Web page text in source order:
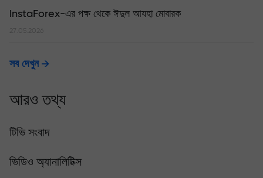
InstaForex-এর পক্ষ থেকে ঈদুল আযহা মোবারক
27.05.2026
সব দেখুন
আরও তথ্য
টিভি সংবাদ
ভিডিও অ্যানালিটিক্স